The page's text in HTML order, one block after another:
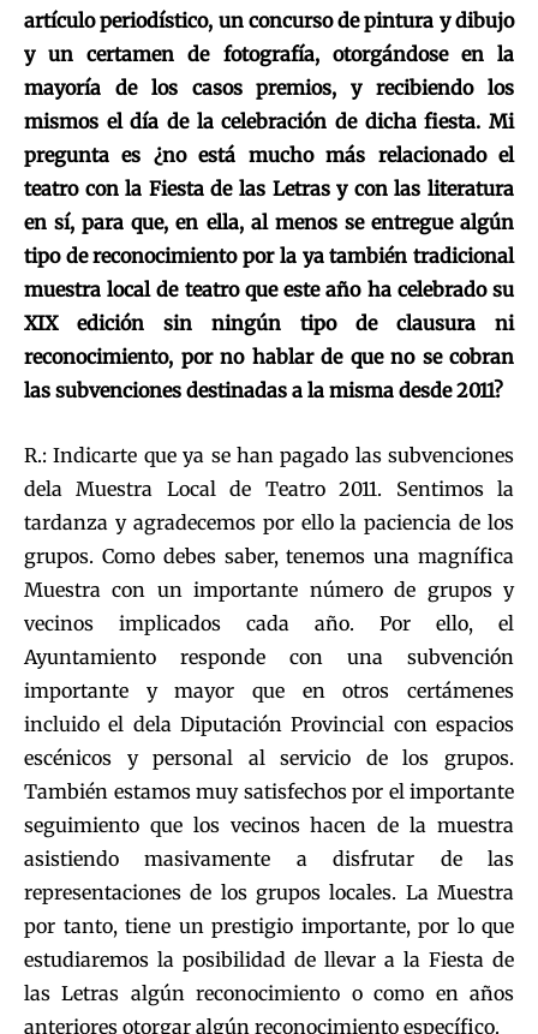
artículo periodístico, un concurso de pintura y dibujo
y un certamen de fotografía, otorgándose en la
mayoría de los casos premios, y recibiendo los
mismos el día de la celebración de dicha fiesta. Mi
pregunta es ¿no está mucho más relacionado el
teatro con la Fiesta de las Letras y con las literatura
en sí, para que, en ella, al menos se entregue algún
tipo de reconocimiento por la ya también tradicional
muestra local de teatro que este año ha celebrado su
XIX edición sin ningún tipo de clausura ni
reconocimiento, por no hablar de que no se cobran
las subvenciones destinadas a la misma desde 2011?
R.: Indicarte que ya se han pagado las subvenciones
dela Muestra Local de Teatro 2011. Sentimos la
tardanza y agradecemos por ello la paciencia de los
grupos. Como debes saber, tenemos una magnífica
Muestra con un importante número de grupos y
vecinos implicados cada año. Por ello, el
Ayuntamiento responde con una subvención
importante y mayor que en otros certámenes
incluido el dela Diputación Provincial con espacios
escénicos y personal al servicio de los grupos.
También estamos muy satisfechos por el importante
seguimiento que los vecinos hacen de la muestra
asistiendo masivamente a disfrutar de las
representaciones de los grupos locales. La Muestra
por tanto, tiene un prestigio importante, por lo que
estudiaremos la posibilidad de llevar a la Fiesta de
las Letras algún reconocimiento o como en años
anteriores otorgar algún reconocimiento específico.